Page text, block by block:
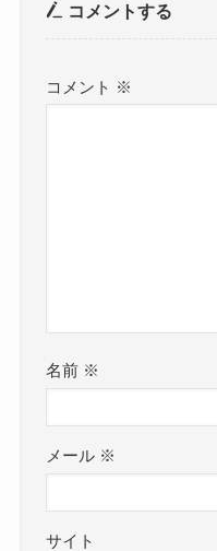
コメントする
コメント ※
名前 ※
メール ※
サイト